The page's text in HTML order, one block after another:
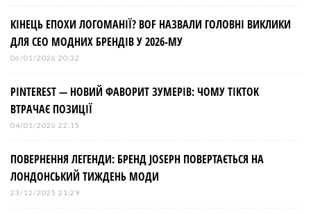
КІНЕЦЬ ЕПОХИ ЛОГОМАНІЇ? BOF НАЗВАЛИ ГОЛОВНІ ВИКЛИКИ
ДЛЯ СЕО МОДНИХ БРЕНДІВ У 2026-МУ
06/01/2026 20:32
PINTEREST — НОВИЙ ФАВОРИТ ЗУМЕРІВ: ЧОМУ TIKTOK
ВТРАЧАЄ ПОЗИЦІЇ
04/01/2026 22:15
ПОВЕРНЕННЯ ЛЕГЕНДИ: БРЕНД JOSEPH ПОВЕРТАЄТЬСЯ НА
ЛОНДОНСЬКИЙ ТИЖДЕНЬ МОДИ
23/12/2025 21:29